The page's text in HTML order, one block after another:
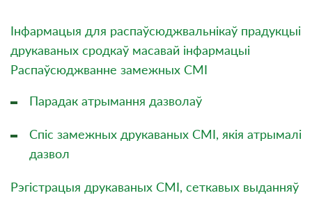
Інфармацыя для распаўсюджвальнікаў прадукцыі
друкаваных сродкаў масавай інфармацыі
Распаўсюджванне замежных СМІ
Парадак атрымання дазволаў
Спіс замежных друкаваных СМІ, якія атрымалі
дазвол
Рэгістрацыя друкаваных СМІ, сеткавых выданняў